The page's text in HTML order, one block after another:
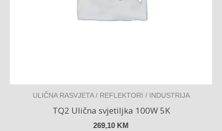
ULIČNA RASVJETA / REFLEKTORI / INDUSTRIJA
TQ2 Ulična svjetiljka 100W 5K
269,10 KM